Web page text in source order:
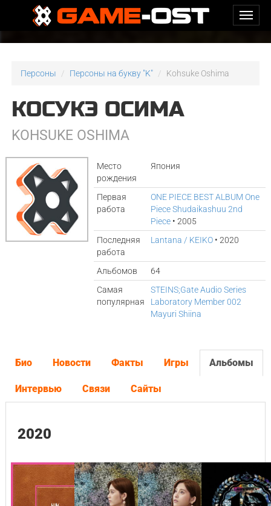
Персоны Персоны на букву "K" Kohsuke Oshima
КОСУКЭ ОСИМА
KOHSUKE OSHIMA
Место
рождения
Япония
Первая
работа
ONE PIECE BEST ALBUM One
Piece Shudaikashuu 2nd
Piece • 2005
Последняя
работа
Lantana / KEIKO • 2020
Альбомов
64
Самая
популярная
STEINS;Gate Audio Series
Laboratory Member 002
Mayuri Shiina
Био Новости Факты Игры Альбомы
Интервью Связи Сайты
2020